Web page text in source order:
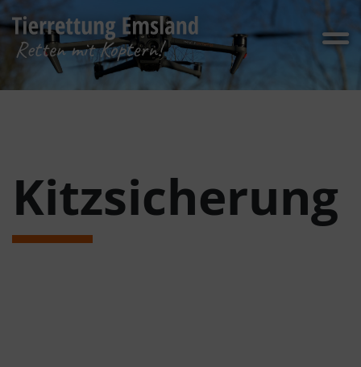
Kitzsicherung